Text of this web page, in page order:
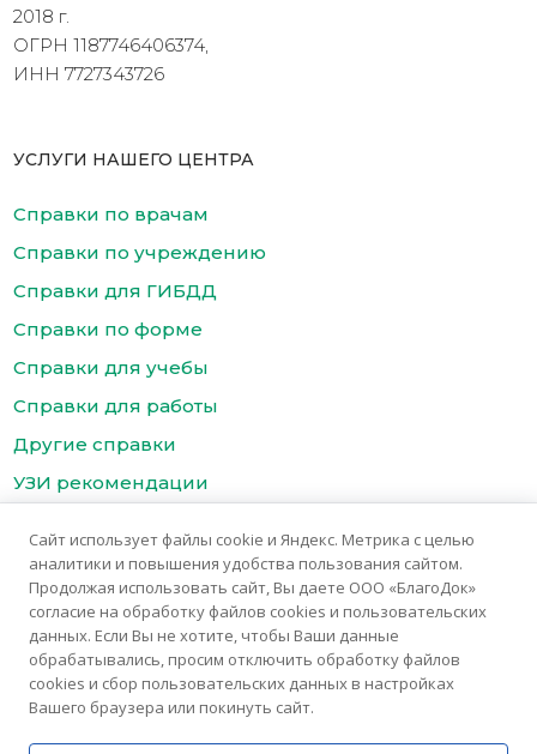
2018 г.
ОГРН 1187746406374,
ИНН 7727343726
УСЛУГИ НАШЕГО ЦЕНТРА
Справки по врачам
Справки по учреждению
Справки для ГИБДД
Справки по форме
Справки для учебы
Справки для работы
Другие справки
УЗИ рекомендации
Контакты медицинского центра БлагоДок
© 2025 Медицинский центр «БлагоДок»
Медицинские услуги предоставляются ООО "Благомед"
Сайт использует файлы cookie и Яндекс. Метрика с целью
аналитики и повышения удобства пользования сайтом.
Продолжая использовать сайт, Вы даете ООО «БлагоДок»
согласие на обработку файлов cookies и пользовательских
данных. Если Вы не хотите, чтобы Ваши данные
обрабатывались, просим отключить обработку файлов
cookies и сбор пользовательских данных в настройках
Вашего браузера или покинуть сайт.